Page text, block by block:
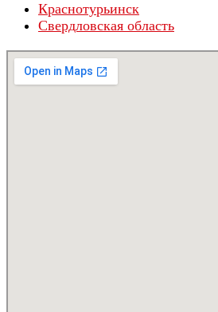
Краснотурьинск
Свердловская область